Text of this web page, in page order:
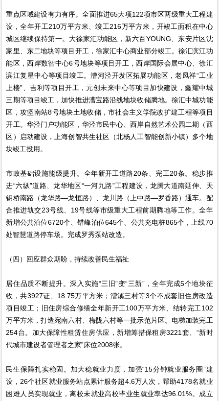
重点区域建设有力有序。全面推进65大项122项市区两级重大工程建
设，全年开工210万平方米、竣工216万平方米，开竣工面积在中心
城区继续保持第一。大徐家汇功能区，新六百YOUNG、东安片区沈
家里、东二地块等项目开工，徐家汇中心商业部分竣工。徐汇滨江功
能区，西岸数智中心6号地块等项目开工，西岸国际会展中心、徐汇
滨江复星中心等项目竣工。漕河泾开发区拓展功能区，老凤祥“工业
上楼”、吉利等项目开工，元创未来中心等项目加快建设，鑫耀中城
三期等项目竣工，加快推进漕宝路沿线地块收储腾地。徐汇中城功能
区，攻坚南站8号地块土地收储，市社会主义学院改扩建工程等项目
开工。华泾门户功能区，华泾市民中心、西岸自然艺术公园二期（西
区）启动建设，上海创智共生社区（北杨人工智能创新小镇）多个地
块竣工投用。
市政基础设施能级提升。全年新开工道路20条、完工20条。稳步推
进“六纵”道路、龙华地区“一河九路”工程建设，龙腾大道南延伸、天
钥桥南路（龙华路—龙恒路）、龙川路（上中路—罗香路）通车。配
合推进轨交23号线、19号线等市级重大工程前期腾地等工作。全年
新增公共泊位6720个、错峰泊位645个、公共充电桩865个，上线70
处智慧道路停车场。完成罗秀泵站改造。
（四）回应群众期盼，持续改善民生福祉
居住品质不断提升。深入实施“三旧”变“三新”，全年完成5个地块征
收，共3927证、18.75万平方米；漕溪三村等3个不成套旧住房改造
项目竣工；旧住房综合修缮全年新开工100万平方米、结转完工102
万平方米，打造宛南六村、梅陇六村等一批示范片区。电梯加装完工
254台。加大保障性租赁住房供应，新增筹措保租房3221套、“新时
代城市建设者管理者之家”床位2008张。
民生保障扎实稳固。加大稳就业力度，加强“15分钟就业服务圈”建
设，26个社区就业服务站点累计服务超4.6万人次，帮助4178名就业
困难人员实现就业，离校未就业高校毕业生就业率达96.01%。成立